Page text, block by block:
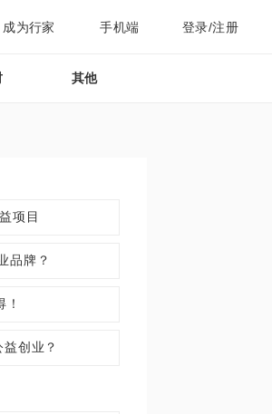
成为行家 手机端 登录/注册
其他
项目
品牌？
创业？